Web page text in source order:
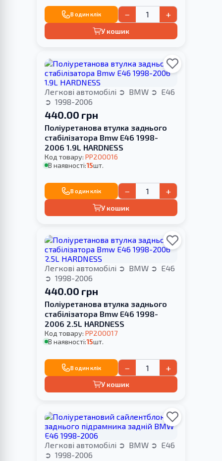
В один клік − +
У кошик
Легкові автомобілі BMW
E46
1998-2006
440.00 грн
Поліуретанова втулка заднього
стабілізатора Bmw E46 1998-
2006 1.9L HARDNESS
Код товару: PP200016
В наявності:15шт.
В один клік − +
У кошик
Легкові автомобілі BMW
E46
1998-2006
440.00 грн
Поліуретанова втулка заднього
стабілізатора Bmw E46 1998-
2006 2.5L HARDNESS
Код товару: PP200017
В наявності:15шт.
В один клік − +
У кошик
Легкові автомобілі BMW
E46
1998-2006